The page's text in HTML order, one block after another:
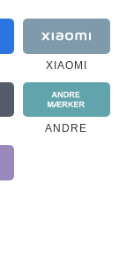
XIAOMI
ANDRE